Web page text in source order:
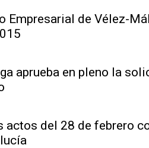
Empresarial de Vélez-
aprueba en pleno la
del 28 de febrero